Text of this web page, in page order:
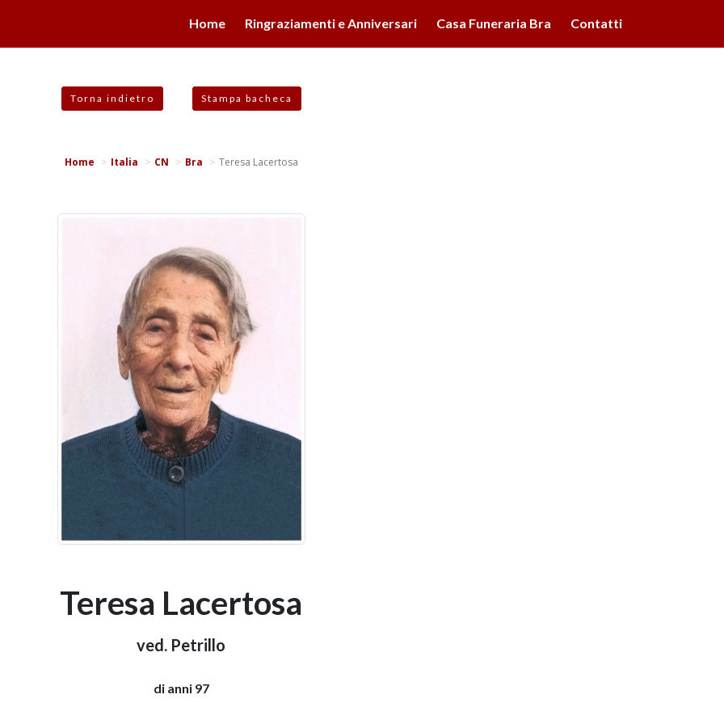
Home Ringraziamenti e Anniversari Casa Funeraria Bra Contatti
Torna indietro Stampa bacheca
Home Italia CN Bra Teresa Lacertosa
Teresa Lacertosa
ved. Petrillo
di anni 97
la navigazione in altra maniera, acconsenti all'uso dei cookie. Ulteriori informazioni